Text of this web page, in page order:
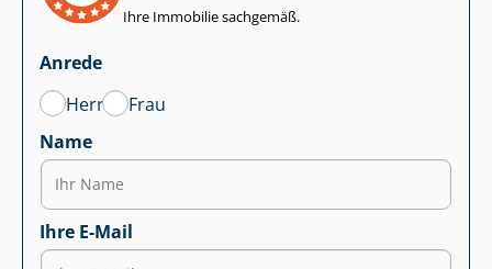
Ihre Immobilie sachgemäß.
Anrede
Herr
Frau
Name
Ihre E-Mail